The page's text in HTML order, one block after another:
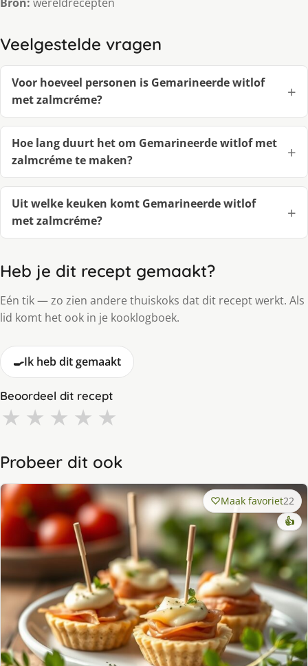
Veelgestelde vragen
Voor hoeveel personen is Gemarineerde witlof
met zalmcréme?
Hoe lang duurt het om Gemarineerde witlof met
zalmcréme te maken?
Uit welke keuken komt Gemarineerde witlof
met zalmcréme?
Heb je dit recept gemaakt?
Eén tik — zo zien andere thuiskoks dat dit recept werkt. Als
lid komt het ook in je kooklogboek.
🍳Ik heb dit gemaakt
Beoordeel dit recept
★ ★ ★ ★ ★
Probeer dit ook
Maak favoriet22
👍